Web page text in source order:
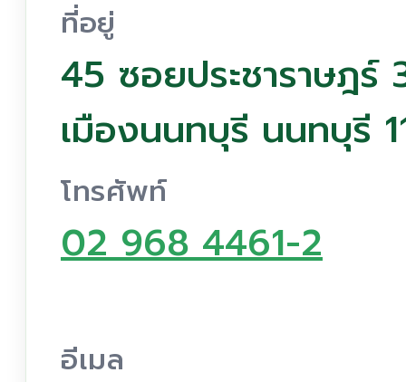
ที่อยู่
45 ซอยประชาราษฎ
เมืองนนทบุรี นนทบุรี
โทรศัพท์
02 968 4461-2
อีเมล